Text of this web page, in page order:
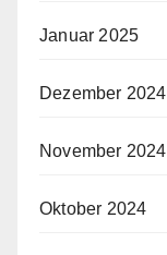
Januar 2025
Dezember 2024
November 2024
Oktober 2024